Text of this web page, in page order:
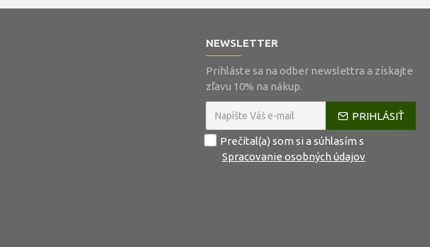
NEWSLETTER
Prihláste sa na odber newslettra a získajte
zľavu 10% na nákup.
PRIHLÁSIŤ
Prečítal(a) som si a súhlasím s
Spracovanie osobných údajov